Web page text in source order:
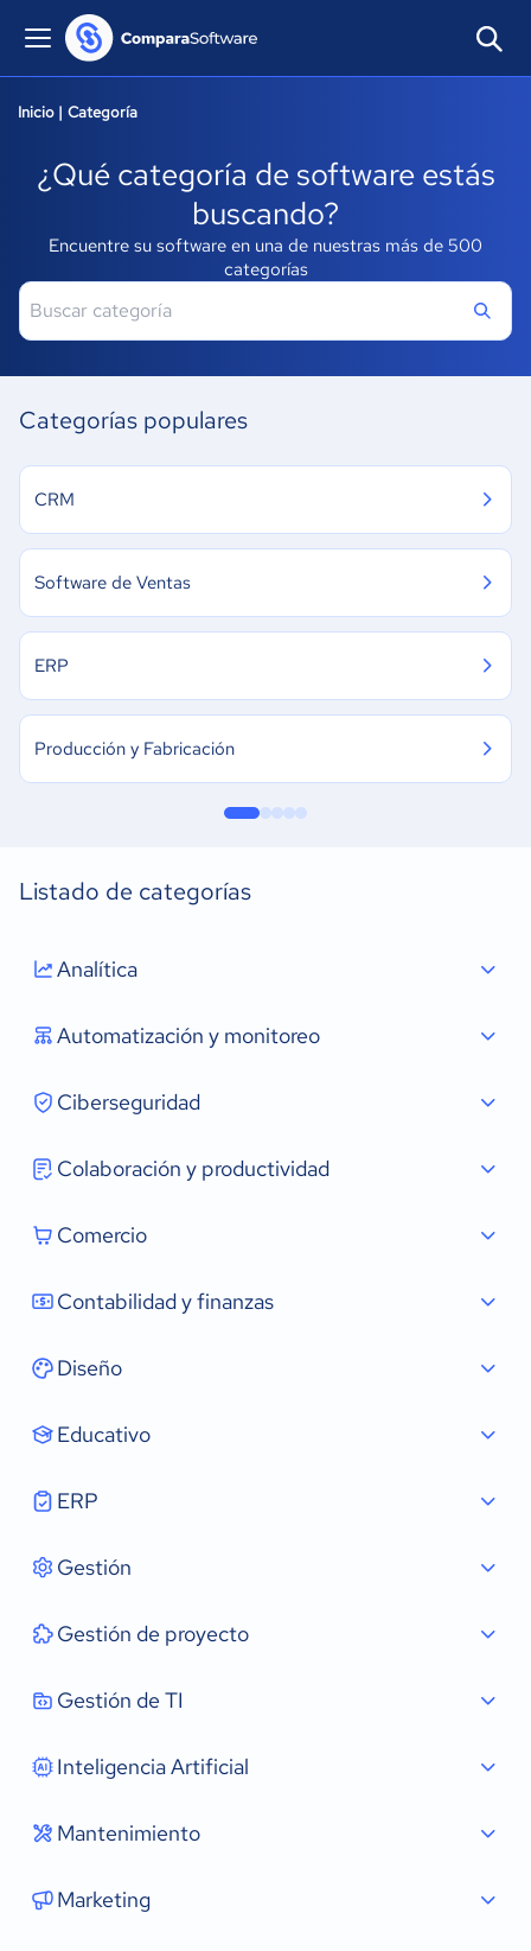
Inicio | Categoría
¿Qué categoría de software estás
buscando?
Encuentre su software en una de nuestras más de 500
categorías
Categorías populares
CRM
Software de Ventas
ERP
Producción y Fabricación
Listado de categorías
Analítica
Automatización y monitoreo
Ciberseguridad
Colaboración y productividad
Comercio
Contabilidad y finanzas
Diseño
Educativo
ERP
Gestión
Gestión de proyecto
Gestión de TI
Inteligencia Artificial
Mantenimiento
Marketing